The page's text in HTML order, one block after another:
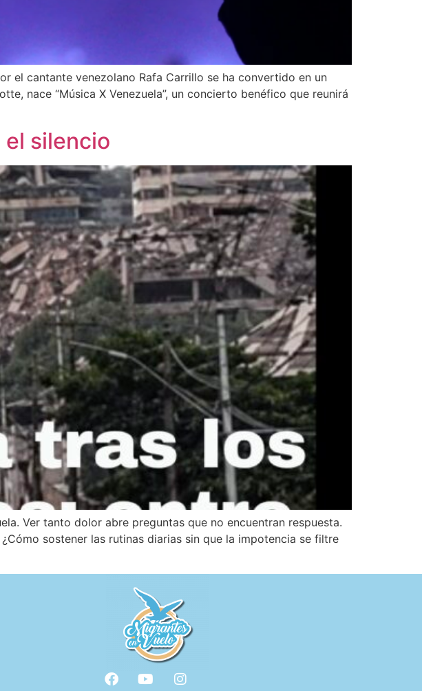
el cantante venezolano Rafa Carrillo se ha convertido en un
nace “Música X Venezuela”, un concierto benéfico que reunirá
el silencio
Ver tanto dolor abre preguntas que no encuentran respuesta.
sostener las rutinas diarias sin que la impotencia se filtre